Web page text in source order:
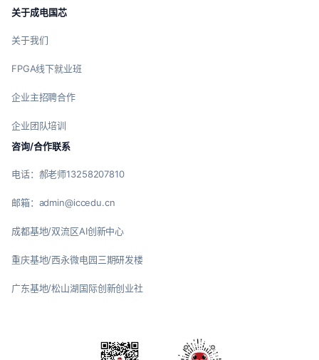
关于成电国芯
关于我们
FPGA线下就业班
企业主招聘合作
企业团队培训
咨询/合作联系
电话：郝老师13258207810
邮箱：admin@iccedu.cn
成都基地/双流区AI创新中心
重庆基地/西永微电园三期研发楼
广东基地/松山湖国际创新创业社